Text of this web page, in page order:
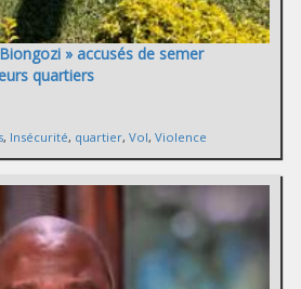
» accusés de semer
quartiers
, Insécurité, quartier, Vol, Violence